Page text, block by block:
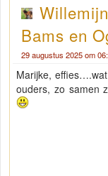
Bams en
29 augustus 2025 om
Marijke,
ouders, zo samen